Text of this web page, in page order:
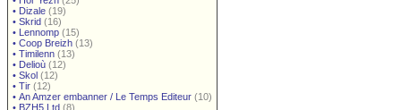
• Dizale (19)
• Skrid (16)
• Lennomp (15)
• Coop Breizh (13)
• Timilenn (13)
• Delioù (12)
• Skol (12)
• Tir (12)
• An Amzer embanner / Le Temps Editeur (10)
• BZH5 Ltd (8)